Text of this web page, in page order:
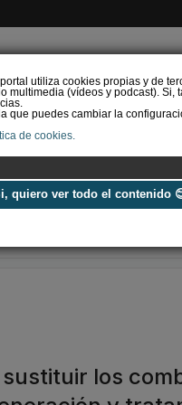
utiliza cookies propias y de
multimedia (vídeos y podcast). Si,
que puedes cambiar la
de cookies.
quiero ver todo el contenido
RENOVABLES
Ayudas y
para aerotermia en
¿Cómo agilizar
los